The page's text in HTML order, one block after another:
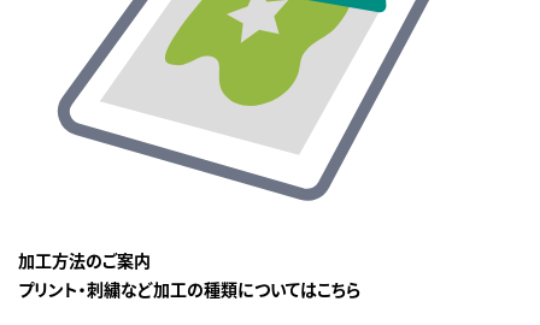
加工方法のご案内
プリント・刺繍など加工の種類についてはこちら